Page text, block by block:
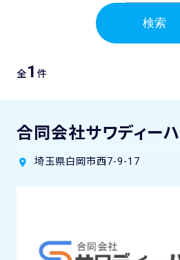
検索
全1 件
合同会社サワディー
埼玉県白岡市西7-9-17